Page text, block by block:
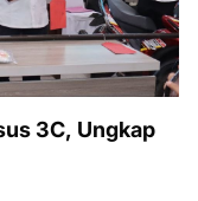
3C, Ungkap